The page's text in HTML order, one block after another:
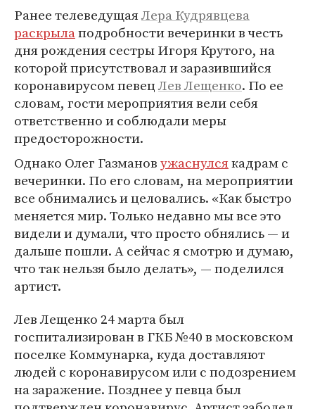
Ранее телеведущаяЛера Кудрявцева
раскрылаподробности вечеринки в честь
дня рождения сестры Игоря Крутого, на
которой присутствовал и заразившийся
коронавирусом певецЛев Лещенко. По ее
словам, гости мероприятия вели себя
ответственно и соблюдали меры
предосторожности.
Однако Олег Газмановужаснулсякадрам с
вечеринки. По его словам, на мероприятии
все обнимались и целовались. «Как быстро
меняется мир. Только недавно мы все это
видели и думали, что просто обнялись — и
дальше пошли. А сейчас я смотрю и думаю,
что так нельзя было делать», — поделился
артист.
Лев Лещенко 24 марта был
госпитализирован в ГКБ №40 в московском
поселке Коммунарка, куда доставляют
людей с коронавирусом или с подозрением
на заражение. Позднее у певца был